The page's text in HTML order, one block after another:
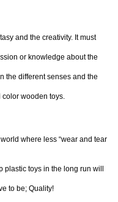
and the creativity. It must
or knowledge about the
the different senses and the
wooden toys.
where less “wear and tear
toys in the long run will
to be; Quality!